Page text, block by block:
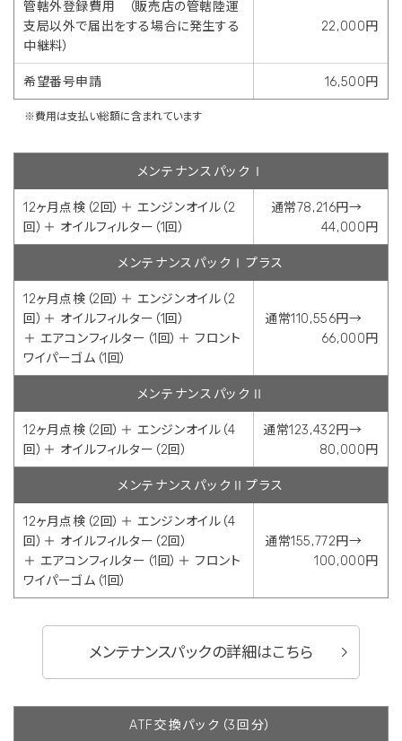
管轄外登録費用 （販売店の管轄陸運
支局以外で届出をする場合に発生する
中継料）
22,000円
希望番号申請 16,500円
※費用は支払い総額に含まれています
メンテナンスパックⅠ
12ヶ月点検（2回）＋ エンジンオイル（2
回）＋ オイルフィルター（1回）
通常78,216円→
44,000円
メンテナンスパックⅠプラス
12ヶ月点検（2回）＋ エンジンオイル（2
回）＋ オイルフィルター（1回）
＋ エアコンフィルター（1回）＋ フロント
ワイパーゴム（1回）
通常110,556円→
66,000円
メンテナンスパックⅡ
12ヶ月点検（2回）＋ エンジンオイル（4
回）＋ オイルフィルター（2回）
通常123,432円→
80,000円
メンテナンスパックⅡプラス
12ヶ月点検（2回）＋ エンジンオイル（4
回）＋ オイルフィルター（2回）
＋ エアコンフィルター（1回）＋ フロント
ワイパーゴム（1回）
通常155,772円→
100,000円
メンテナンスパックの詳細はこちら
ATF交換パック（3回分）